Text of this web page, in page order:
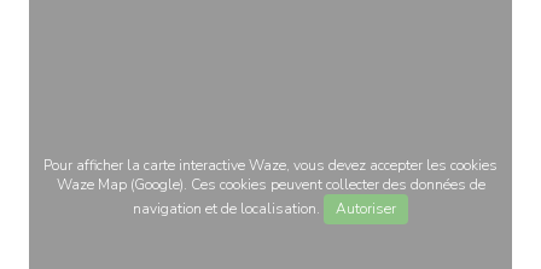
Pour afficher la carte interactive Waze, vous devez accepter les cookies
Waze Map (Google). Ces cookies peuvent collecter des données de
navigation et de localisation.
Autoriser